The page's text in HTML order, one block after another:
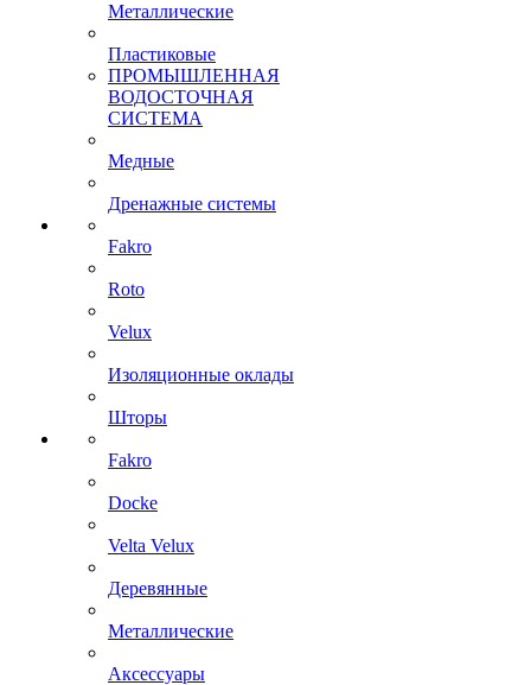
Металлические
Пластиковые
ПРОМЫШЛЕННАЯ
ВОДОСТОЧНАЯ
СИСТЕМА
Медные
Дренажные системы
Fakro
Roto
Velux
Изоляционные оклады
Шторы
Fakro
Docke
Velta Velux
Деревянные
Металлические
Аксессуары